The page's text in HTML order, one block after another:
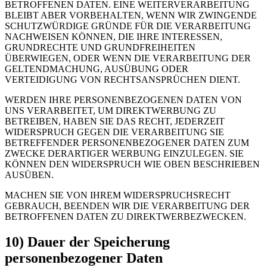
BETROFFENEN DATEN. EINE WEITERVERARBEITUNG
BLEIBT ABER VORBEHALTEN, WENN WIR ZWINGENDE
SCHUTZWÜRDIGE GRÜNDE FÜR DIE VERARBEITUNG
NACHWEISEN KÖNNEN, DIE IHRE INTERESSEN,
GRUNDRECHTE UND GRUNDFREIHEITEN
ÜBERWIEGEN, ODER WENN DIE VERARBEITUNG DER
GELTENDMACHUNG, AUSÜBUNG ODER
VERTEIDIGUNG VON RECHTSANSPRÜCHEN DIENT.
WERDEN IHRE PERSONENBEZOGENEN DATEN VON
UNS VERARBEITET, UM DIREKTWERBUNG ZU
BETREIBEN, HABEN SIE DAS RECHT, JEDERZEIT
WIDERSPRUCH GEGEN DIE VERARBEITUNG SIE
BETREFFENDER PERSONENBEZOGENER DATEN ZUM
ZWECKE DERARTIGER WERBUNG EINZULEGEN. SIE
KÖNNEN DEN WIDERSPRUCH WIE OBEN BESCHRIEBEN
AUSÜBEN.
MACHEN SIE VON IHREM WIDERSPRUCHSRECHT
GEBRAUCH, BEENDEN WIR DIE VERARBEITUNG DER
BETROFFENEN DATEN ZU DIREKTWERBEZWECKEN.
10) Dauer der Speicherung
personenbezogener Daten